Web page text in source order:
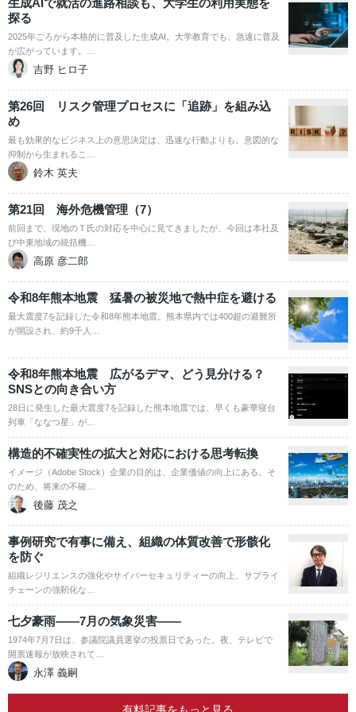
生成AIで就活の進路相談も、大学生の利用実態を
探る
2025年ごろから本格的に普及した生成AI。大学教育でも、急速に普及
が広がっています。…
吉野 ヒロ子
第26回 リスク管理プロセスに「追跡」を組み込
め
最も効果的なビジネス上の意思決定は、迅速な行動よりも、意図的な
抑制から生まれるこ…
鈴木 英夫
第21回 海外危機管理（7）
前回まで、現地のＴ氏の対応を中心に見てきましたが、今回は本社及
び中東地域の統括機…
高原 彦二郎
令和8年熊本地震 猛暑の被災地で熱中症を避ける
最大震度7を記録した令和8年熊本地震。熊本県内では400超の避難所
が開設され、約9千人…
令和8年熊本地震 広がるデマ、どう見分ける？
SNSとの向き合い方
28日に発生した最大震度7を記録した熊本地震では、早くも豪華寝台
列車「ななつ星」が…
構造的不確実性の拡大と対応における思考転換
イメージ（Adobe Stock）企業の目的は、企業価値の向上にある。そ
のため、将来の不確…
後藤 茂之
事例研究で有事に備え、組織の体質改善で形骸化
を防ぐ
組織レジリエンスの強化やサイバーセキュリティーの向上、サプライ
チェーンの強靭化な…
七夕豪雨――7月の気象災害――
1974年7月7日は、参議院議員選挙の投票日であった。夜、テレビで
開票速報が放映されて…
永澤 義嗣